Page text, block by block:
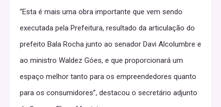
“Esta é mais uma obra importante que vem sendo
executada pela Prefeitura, resultado da articulação do
prefeito Bala Rocha junto ao senador Davi Alcolumbre e
ao ministro Waldez Góes, e que proporcionará um
espaço melhor tanto para os empreendedores quanto
para os consumidores”, destacou o secretário adjunto